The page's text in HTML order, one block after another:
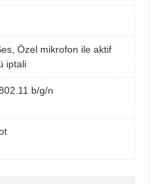
Özel mikrofon ile aktif
iptali
b/g/n